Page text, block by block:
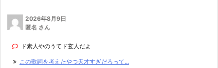
2026年8月9日
匿名 さん
ド素人やのうてド玄人だよ
この歌詞を考えたやつ天才すぎだろって...